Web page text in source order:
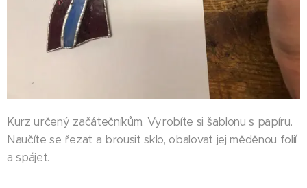
Kurz určený začátečníkům. Vyrobíte si šablonu s papíru.
Naučíte se řezat a brousit sklo, obalovat jej měděnou folií
a spájet.